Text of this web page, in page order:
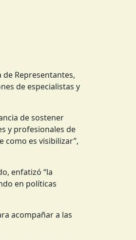
Representantes,
de especialistas y
de sostener
y profesionales de
como es visibilizar”,
enfatizó “la
en políticas
acompañar a las